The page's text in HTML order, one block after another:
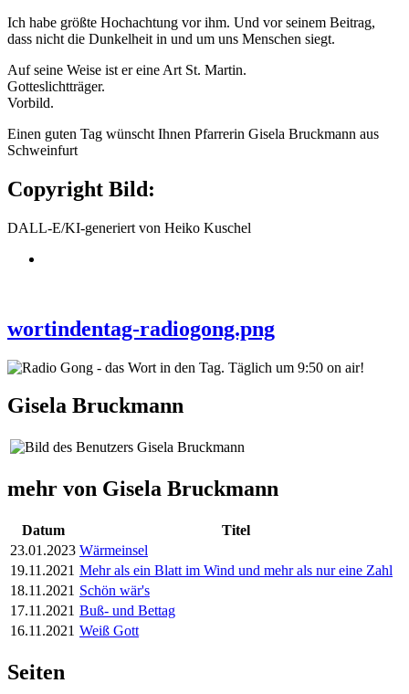
Ich habe größte Hochachtung vor ihm. Und vor seinem Beitrag,
dass nicht die Dunkelheit in und um uns Menschen siegt.
Auf seine Weise ist er eine Art St. Martin.
Gotteslichtträger.
Vorbild.
Einen guten Tag wünscht Ihnen Pfarrerin Gisela Bruckmann aus
Schweinfurt
Copyright Bild:
DALL-E/KI-generiert von Heiko Kuschel
wortindentag-radiogong.png
Gisela Bruckmann
mehr von Gisela Bruckmann
Datum
Titel
23.01.2023 Wärmeinsel
19.11.2021 Mehr als ein Blatt im Wind und mehr als nur eine Zahl
18.11.2021 Schön wär's
17.11.2021 Buß- und Bettag
16.11.2021 Weiß Gott
Seiten